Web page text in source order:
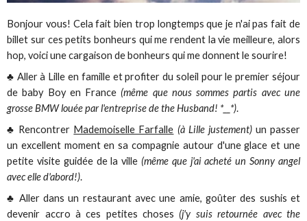
Bonjour vous! Cela fait bien trop longtemps que je n'ai pas fait de
billet sur ces petits bonheurs qui me rendent la vie meilleure, alors
hop, voici une cargaison de bonheurs qui me donnent le sourire!
♣ Aller à Lille en famille et profiter du soleil pour le premier séjour
de baby Boy en France (même que nous sommes partis avec une
grosse BMW louée par l'entreprise de the Husband! *__*).
♣ Rencontrer Mademoiselle Farfalle (à Lille justement)un passer
un excellent moment en sa compagnie autour d'une glace et une
petite visite guidée de la ville (même que j'ai acheté un Sonny angel
avec elle d'abord!).
♣ Aller dans un restaurant avec une amie, goûter des sushis et
devenir accro à ces petites choses (j'y suis retournée avec the